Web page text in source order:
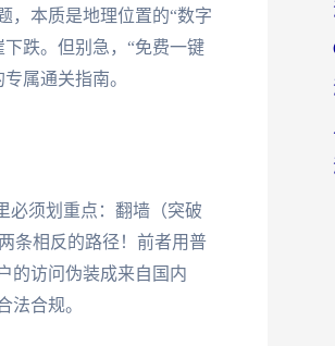
，本质是地理位置的“数字
跌。但别急，“免费一键
属通关指南。
必须划重点：翻墙（突破
条相反的路径！前者用普
的访问伪装成来自国内
法合规。